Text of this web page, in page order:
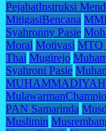
PejabatInstruksi
MitigasiBencana
Syahronny Pasie
Moral Motivasi MTQ
Thai Mugirejo
Syahroni Pasie
MUHAMMADIYAH
PAN Samarinda
Muslimin